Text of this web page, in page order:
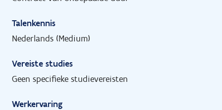
Talenkennis
Nederlands (Medium)
Vereiste studies
Geen specifieke studievereisten
Werkervaring